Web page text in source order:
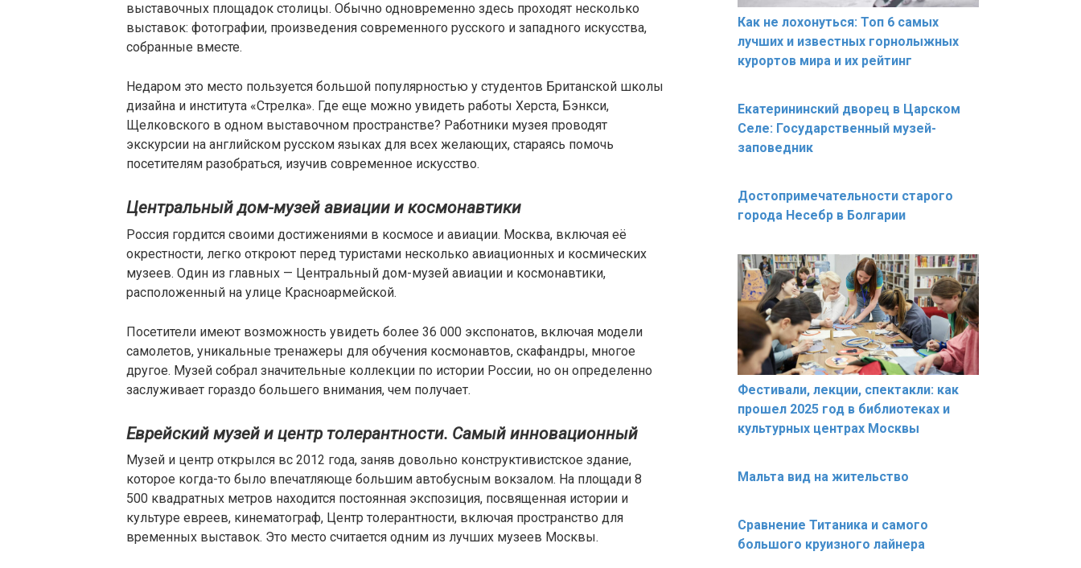
выставочных площадок столицы. Обычно одновременно здесь проходят несколько
выставок: фотографии, произведения современного русского и западного искусства,
собранные вместе.
Недаром это место пользуется большой популярностью у студентов Британской школы
дизайна и института «Стрелка». Где еще можно увидеть работы Херста, Бэнкси,
Щелковского в одном выставочном пространстве? Работники музея проводят
экскурсии на английском русском языках для всех желающих, стараясь помочь
посетителям разобраться, изучив современное искусство.
Центральный дом-музей авиации и космонавтики
Россия гордится своими достижениями в космосе и авиации. Москва, включая её
окрестности, легко откроют перед туристами несколько авиационных и космических
музеев. Один из главных — Центральный дом-музей авиации и космонавтики,
расположенный на улице Красноармейской.
Посетители имеют возможность увидеть более 36 000 экспонатов, включая модели
самолетов, уникальные тренажеры для обучения космонавтов, скафандры, многое
другое. Музей собрал значительные коллекции по истории России, но он определенно
заслуживает гораздо большего внимания, чем получает.
Еврейский музей и центр толерантности. Самый инновационный
Музей и центр открылся вс 2012 года, заняв довольно конструктивистское здание,
которое когда-то было впечатляюще большим автобусным вокзалом. На площади 8
500 квадратных метров находится постоянная экспозиция, посвященная истории и
культуре евреев, кинематограф, Центр толерантности, включая пространство для
временных выставок. Это место считается одним из лучших музеев Москвы.
Как не лохонуться: Топ 6 самых
лучших и известных горнолыжных
курортов мира и их рейтинг
Екатерининский дворец в Царском
Селе: Государственный музей-
заповедник
Достопримечательности старого
города Несебр в Болгарии
Фестивали, лекции, спектакли: как
прошел 2025 год в библиотеках и
культурных центрах Москвы
Мальта вид на жительство
Сравнение Титаника и самого
большого круизного лайнера